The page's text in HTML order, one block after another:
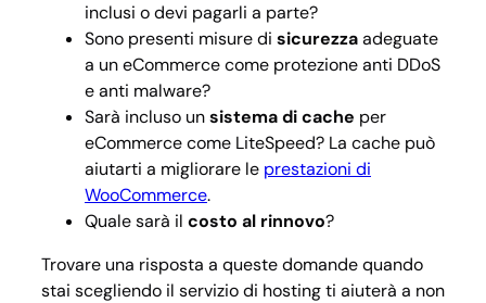
inclusi o devi pagarli a parte?
Sono presenti misure di sicurezzaadeguate
a un eCommerce come protezione anti DDoS
e anti malware?
Sarà incluso unsistema di cache per
eCommerce come LiteSpeed? La cache può
aiutarti a migliorare le prestazioni di
WooCommerce.
Quale sarà il costo al rinnovo?
Trovare una risposta a queste domande quando
stai scegliendo il servizio di hosting ti aiuterà a non